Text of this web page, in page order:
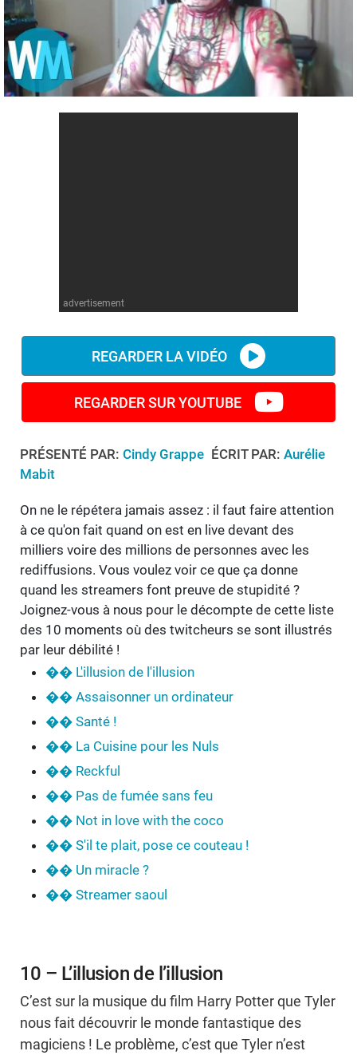
Comics
Anime
Culture pop
Jeux vidéo
Comics
advertisement
REGARDER LA VIDÉO
REGARDER SUR YOUTUBE
PRÉSENTÉ PAR: Cindy Grappe ÉCRIT PAR: Aurélie
Mabit
On ne le répétera jamais assez : il faut faire attention
à ce qu'on fait quand on est en live devant des
milliers voire des millions de personnes avec les
rediffusions. Vous voulez voir ce que ça donne
quand les streamers font preuve de stupidité ?
Joignez-vous à nous pour le décompte de cette liste
des 10 moments où des twitcheurs se sont illustrés
par leur débilité !
�� L'illusion de l'illusion
�� Assaisonner un ordinateur
�� Santé !
�� La Cuisine pour les Nuls
�� Reckful
�� Pas de fumée sans feu
�� Not in love with the coco
�� S'il te plait, pose ce couteau !
�� Un miracle ?
�� Streamer saoul
10 – L’illusion de l’illusion
C’est sur la musique du film Harry Potter que Tyler
nous fait découvrir le monde fantastique des
magiciens ! Le problème, c’est que Tyler n’est